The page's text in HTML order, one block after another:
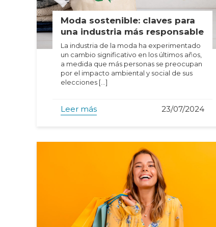
Moda sostenible: claves para
una industria más responsable
La industria de la moda ha experimentado
un cambio significativo en los últimos años,
a medida que más personas se preocupan
por el impacto ambiental y social de sus
elecciones […]
Leer más 23/07/2024